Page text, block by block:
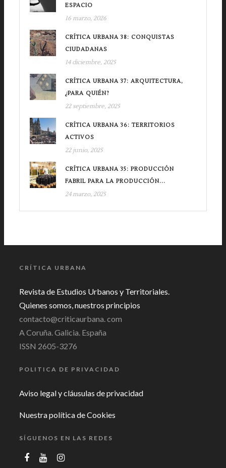
ESPACIO
16 marzo, 2026
CRÍTICA URBANA 38: CONQUISTAS
CIUDADANAS
14 diciembre, 2025
CRÍTICA URBANA 37: ARQUITECTURA,
¿PARA QUIÉN?
22 septiembre, 2025
CRÍTICA URBANA 36: TERRITORIOS
ACTIVOS
22 junio, 2025
CRÍTICA URBANA 35: PRODUCCIÓN
FABRIL PARA LA PRODUCCIÓN...
24 marzo, 2025
CRÍTICA URBANA
Revista de Estudios Urbanos y Territoriales.
Quienes somos, nuestros principios
contacto@criticaurbana. com
A Coruña. Galicia. España
ISSN 2605-3276
POLITICA DE PRIVACIDAD
Aviso legal y cláusulas de privacidad
Nuestra política de Cookies
SÍGUENOS EN LAS REDES